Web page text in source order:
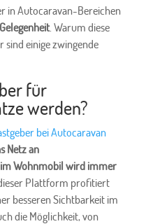
in Autocaravan-Bereichen
. Warum diese
sind einige zwingende
für
werden?
bei Autocaravan
Netz an
Wohnmobil wird immer
Plattform profitiert
besseren Sichtbarkeit im
die Möglichkeit, von